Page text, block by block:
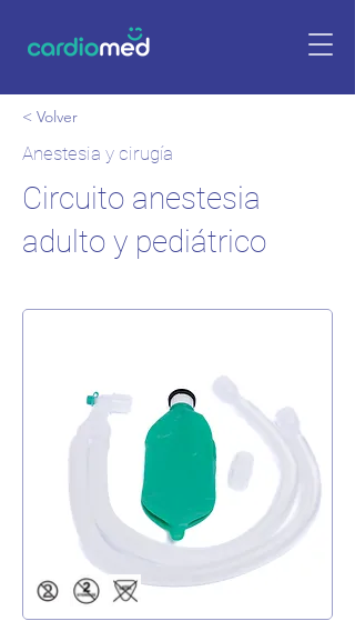
< Volver
Anestesia y cirugía
Circuito anestesia
adulto y pediátrico